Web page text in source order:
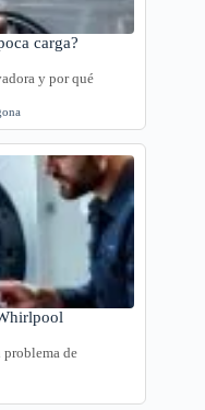
carga?
y por qué
de